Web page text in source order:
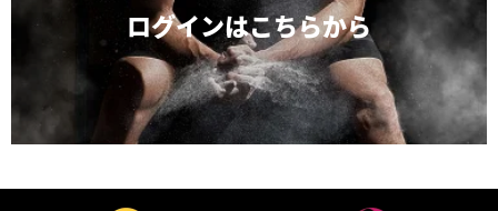
ログインはこちらから